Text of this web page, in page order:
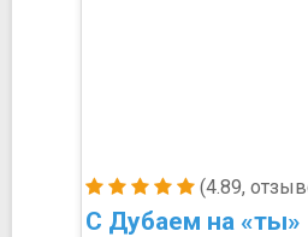
(4.89,
С Дубаем на «ты»